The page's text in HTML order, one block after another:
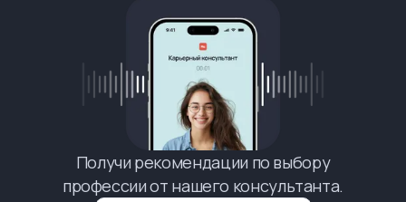
Получи рекомендации по выбору
профессии от нашего консультанта.